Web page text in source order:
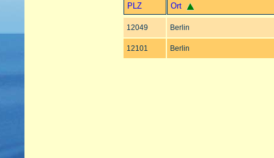
PLZ Ort
12049 Berlin
12101 Berlin